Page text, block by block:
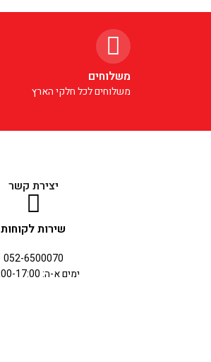
משלוחים
משלוחים לכל חלקי הארץ
יצירת קשר
שירות לקוחות
052-6500070
ימים א-ה: 09:00-17:00